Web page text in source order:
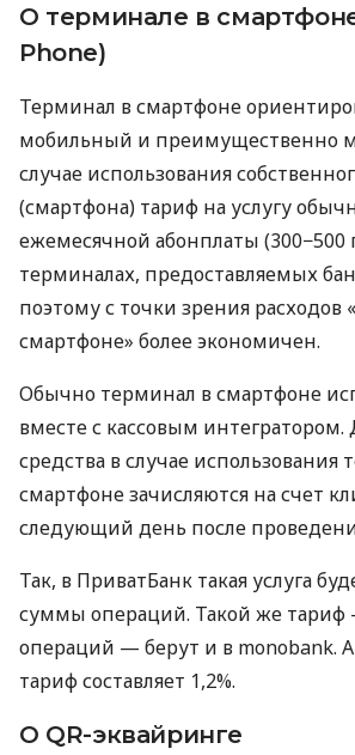
О терминале в
Phone)
Терминал в смартфоне
мобильный и преимущественно
случае использования
(смартфона) тариф на услугу
ежемесячной абонплаты (300−500
терминалах, предоставляемых
поэтому с точки зрения расходов
смартфоне» более экономичен.
Обычно терминал в смартфоне
вместе с кассовым
средства в случае использования
смартфоне зачисляются на счет
следующий день после
Так, в ПриватБанк такая услуга
суммы операций. Такой же тариф
операций — берут и в monobank. А
тариф составляет 1,2%.
О QR-эквайринге